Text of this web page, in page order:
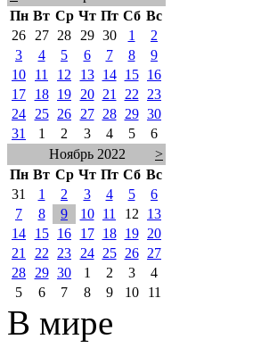
Пн Вт Ср Чт Пт Сб Вс
26
27 28 29 30 1
2
3
4 5 6 7 8
9
10
11 12 13 14 15
16
17
18 19 20 21 22
23
24
25 26 27 28 29 30
31
1 2 3 4 5
6
Ноябрь 2022
>
Пн Вт Ср Чт Пт Сб Вс
31
1 2 3 4 5
6
7
8 9 10 11 12
13
14
15 16 17 18 19
20
21
22 23 24 25 26
27
28
29 30 1 2 3
4
5
6 7 8 9 10 11
В мире